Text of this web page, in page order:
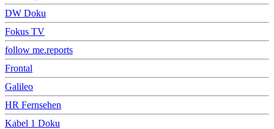
DW Doku
Fokus TV
follow me.reports
Frontal
Galileo
HR Fernsehen
Kabel 1 Doku